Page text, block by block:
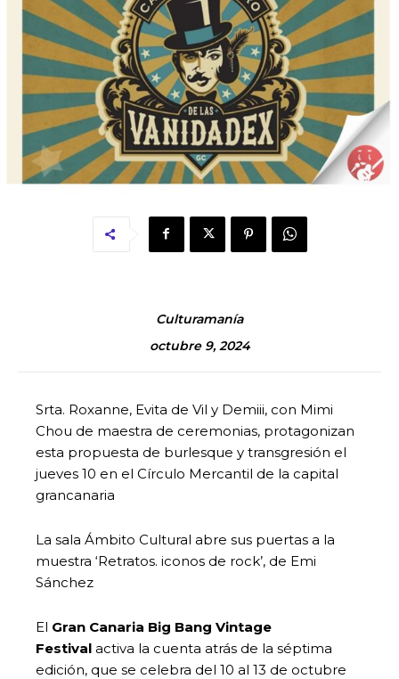
Culturamanía
octubre 9, 2024
Srta. Roxanne, Evita de Vil y Demiii, con Mimi
Chou de maestra de ceremonias, protagonizan
esta propuesta de burlesque y transgresión el
jueves 10 en el Círculo Mercantil de la capital
grancanaria
La sala Ámbito Cultural abre sus puertas a la
muestra ‘Retratos. iconos de rock’, de Emi
Sánchez
El Gran Canaria Big Bang Vintage
Festival activa la cuenta atrás de la séptima
edición, que se celebra del 10 al 13 de octubre